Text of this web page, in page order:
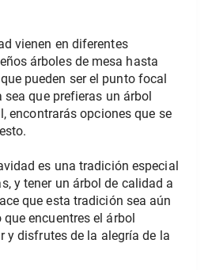
vienen en diferentes
árboles de mesa hasta
pueden ser el punto focal
sea que prefieras un árbol
encontrarás opciones que se
es una tradición especial
y tener un árbol de calidad a
que esta tradición sea aún
que encuentres el árbol
y disfrutes de la alegría de la